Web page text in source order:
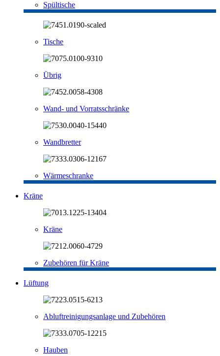
Spültische
Tische
Übrig
Wand- und Vorratsschränke
Wandbretter
Wärmeschranke
Kräne
Kräne
Zubehören für Kräne
Lüftung
Abluftreinigungsanlage und Zubehören
Hauben